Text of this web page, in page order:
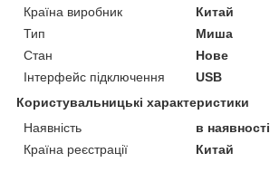
Країна виробник
Китай
Тип
Миша
Стан
Нове
Інтерфейс підключення
USB
Користувальницькі характеристики
Наявність
в наявності
Країна реєстрації
Китай